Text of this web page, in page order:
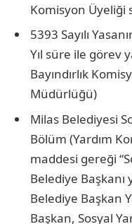
Komisyon Üyeliği
5393 Sayılı
Yıl süre ile görev
Bayındırlık
Müdürlüğü)
Milas Belediyesi
Bölüm (Yardım
maddesi gereği
Belediye
Belediye Başkan
Başkan, Sosyal